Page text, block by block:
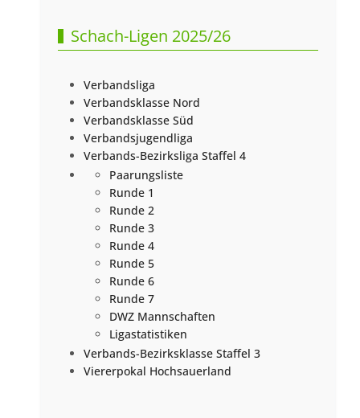
Schach-Ligen 2025/26
Verbandsliga
Verbandsklasse Nord
Verbandsklasse Süd
Verbandsjugendliga
Verbands-Bezirksliga Staffel 4
Paarungsliste
Runde 1
Runde 2
Runde 3
Runde 4
Runde 5
Runde 6
Runde 7
DWZ Mannschaften
Ligastatistiken
Verbands-Bezirksklasse Staffel 3
Viererpokal Hochsauerland